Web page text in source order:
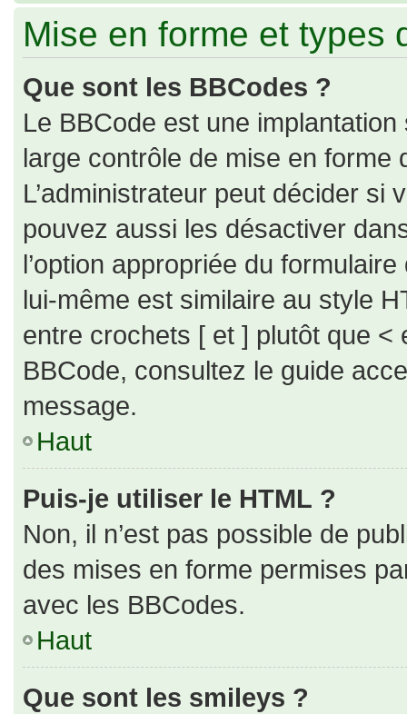
Mise en forme et types
Que sont les BBCodes ?
Le BBCode est une
large contrôle de mise en forme
L’administrateur peut décider
pouvez aussi les désactiver
l’option appropriée du
lui-même est similaire au style
entre crochets [ et ] plutôt que <
BBCode, consultez le guide
message.
Haut
Puis-je utiliser le HTML ?
Non, il n’est pas possible de
des mises en forme permises
avec les BBCodes.
Haut
Que sont les smileys ?